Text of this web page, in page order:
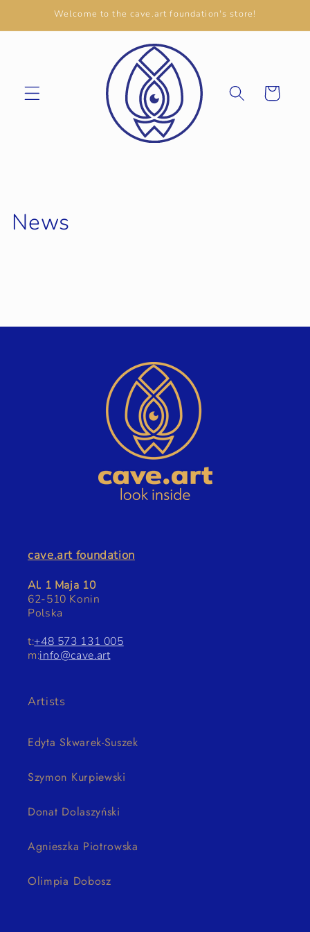
Welcome to the cave.art foundation's store!
Cart
News
cave.art foundation
Al. 1 Maja 10
62-510 Konin
Polska
t:+48 573 131 005
m:info@cave.art
Artists
Edyta Skwarek-Suszek
Szymon Kurpiewski
Donat Dolaszyński
Agnieszka Piotrowska
Olimpia Dobosz